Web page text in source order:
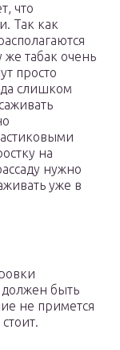
что
Так как
табак очень
просто
слишком
на
нужно
уже в
быть
не примется